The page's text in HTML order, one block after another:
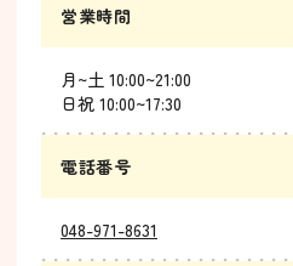
営業時間
月~土 10:00~21:00
日祝 10:00~17:30
電話番号
048-971-8631